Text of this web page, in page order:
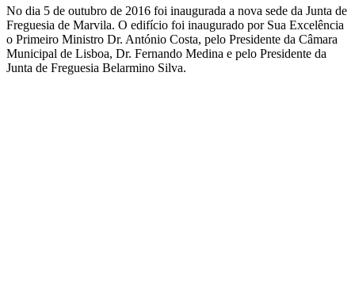
No dia 5 de outubro de 2016 foi inaugurada a nova sede da Junta de
Freguesia de Marvila. O edifício foi inaugurado por Sua Excelência
o Primeiro Ministro Dr. António Costa, pelo Presidente da Câmara
Municipal de Lisboa, Dr. Fernando Medina e pelo Presidente da
Junta de Freguesia Belarmino Silva.